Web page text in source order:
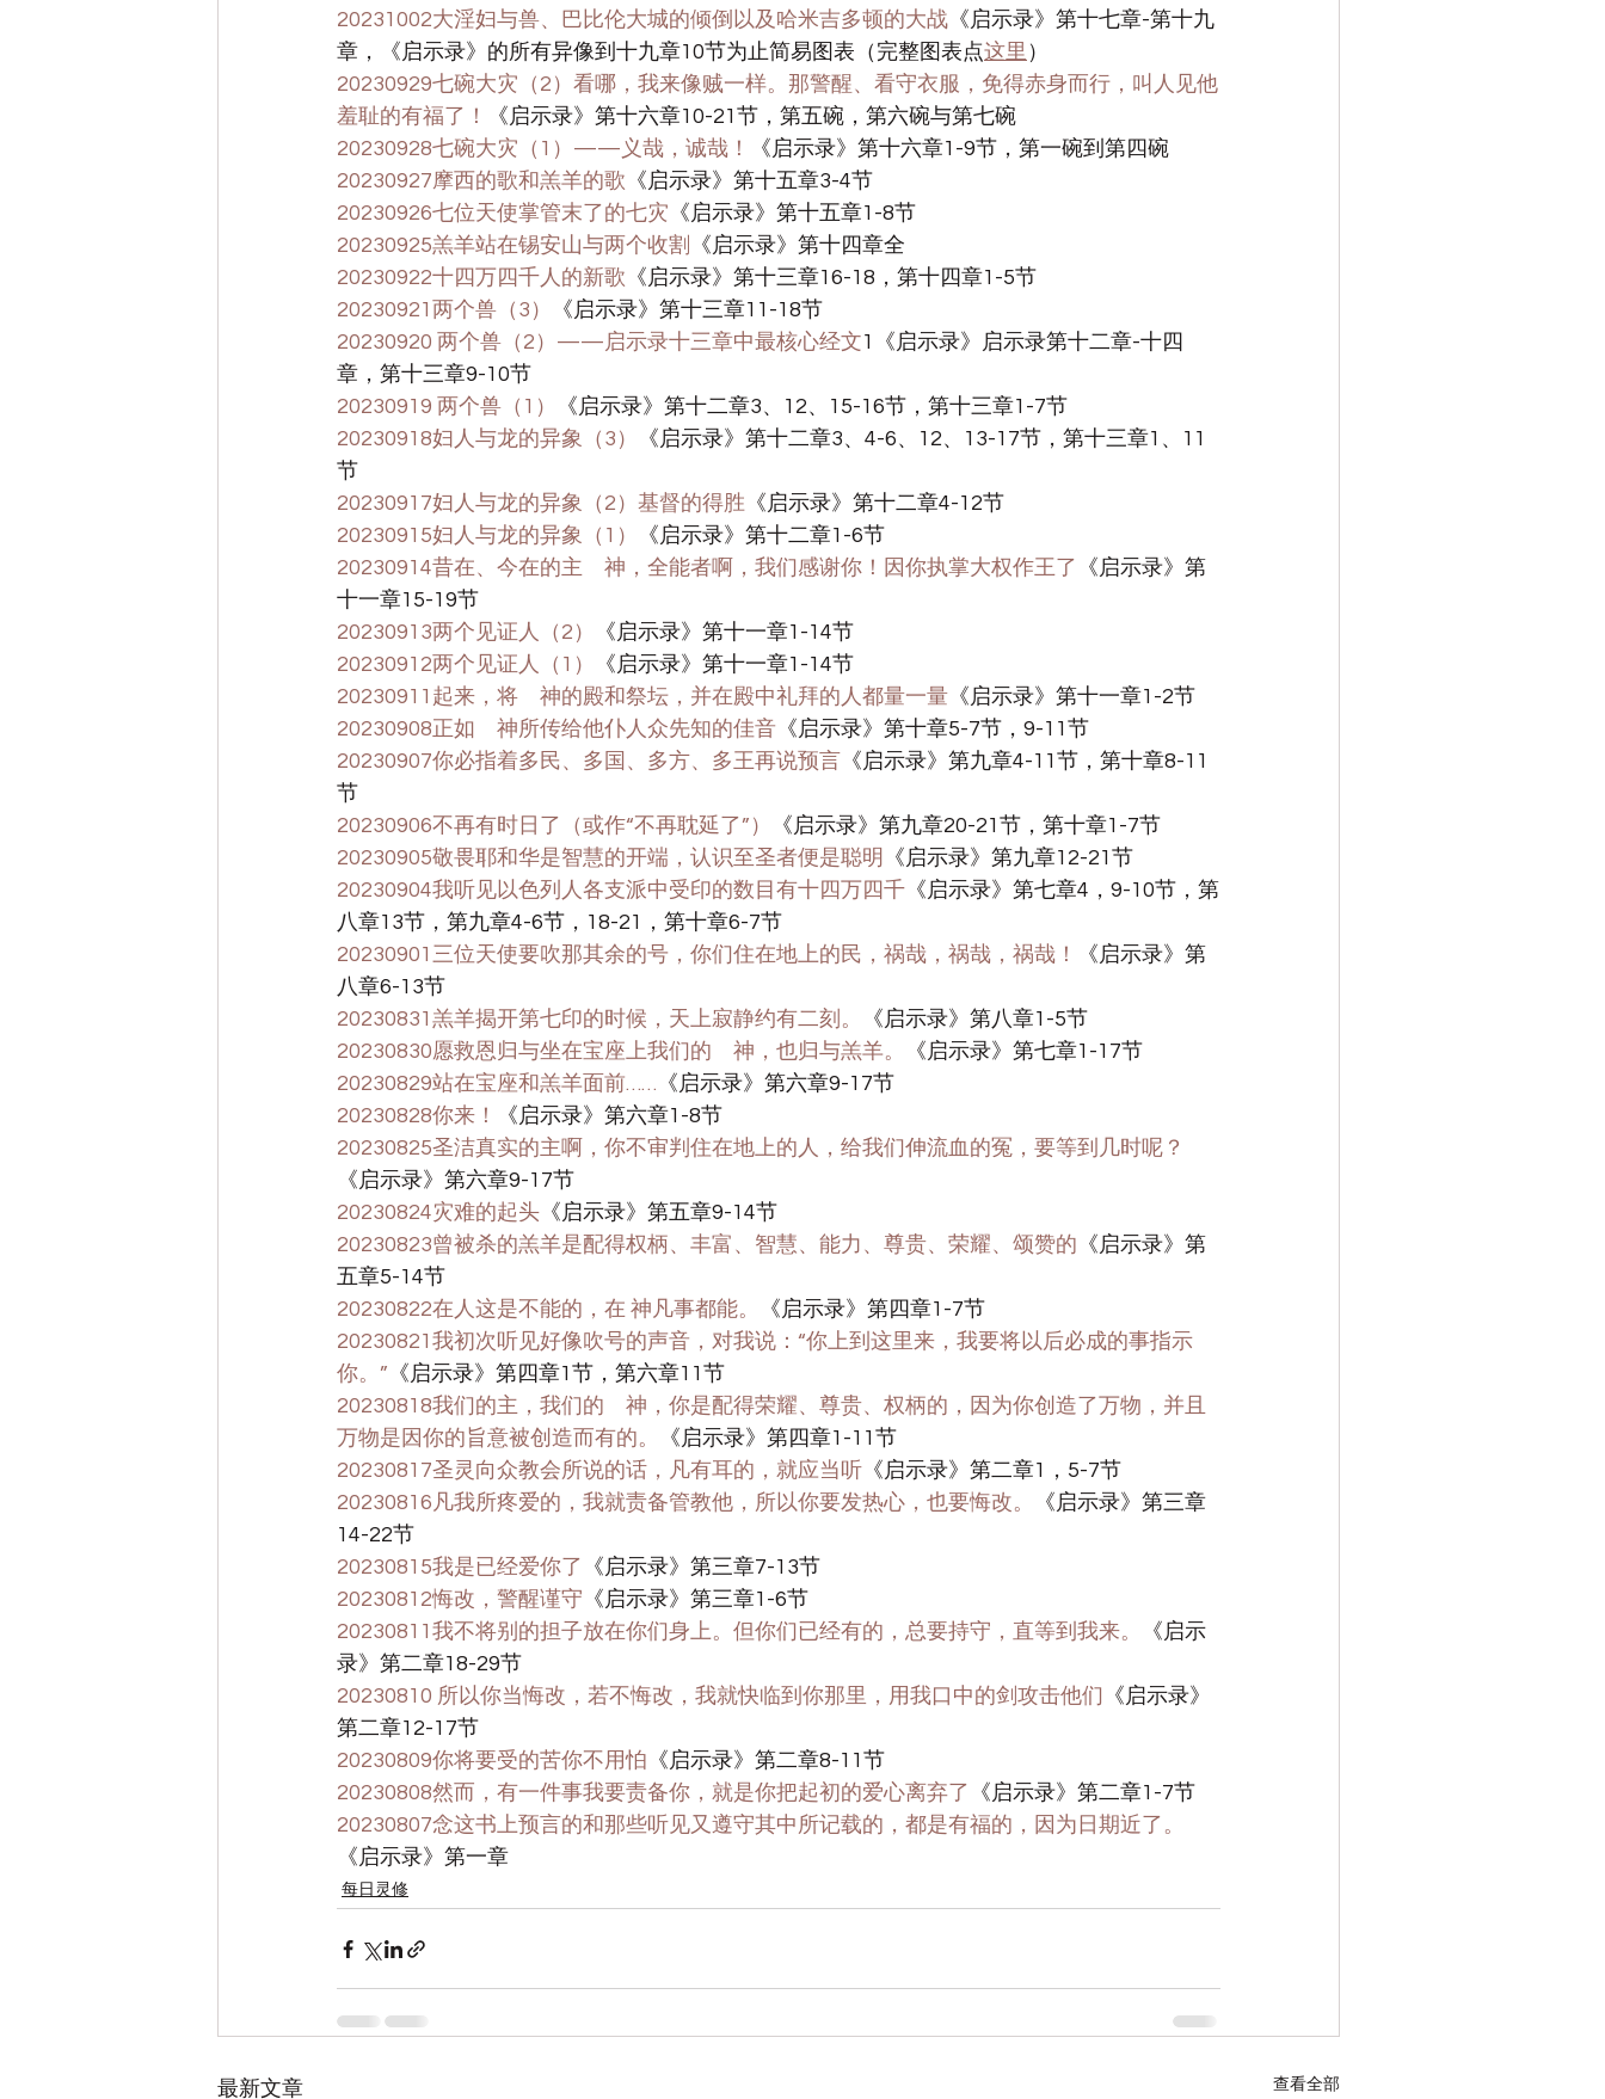
20231002大淫妇与兽、巴比伦大城的倾倒以及哈米吉多顿的大战 《启示录》第十七章-第十九
章，《启示录》的所有异像到十九章10节为止简易图表（完整图表点这里 ）
20230929七碗大灾（2）看哪，我来像贼一样。那警醒、看守衣服，免得赤身而行，叫人见他
羞耻的有福了！
《启示录》第十六章10-21节，第五碗，第六碗与第七碗
20230928七碗大灾（1）——义哉，诚哉！
《启示录》第十六章1-9节，第一碗到第四碗
20230927摩西的歌和羔羊的歌 《启示录》第十五章3-4节
20230926七位天使掌管末了的七灾 《启示录》第十五章1-8节
20230925羔羊站在锡安山与两个收割
《启示录》第十四章全
20230922十四万四千人的新歌 《启示录》第十三章16-18，第十四章1-5节
20230921两个兽（3）
《启示录》第十三章11-18节
20230920 两个兽（2）——启示录十三章中最核心经文1《启示录》启示录第十二章-十四
章，第十三章9-10节
20230919 两个兽（1）
《启示录》第十二章3、12、15-16节，第十三章1-7节
20230918妇人与龙的异象（3）
《启示录》第十二章3、4-6、12、13-17节，第十三章1、11
节
20230917妇人与龙的异象（2）基督的得胜 《启示录》第十二章4-12节
20230915妇人与龙的异象（1）
《启示录》第十二章1-6节
20230914昔在、今在的主　神，全能者啊，我们感谢你！因你执掌大权作王了
《启示录》第
十一章15-19节
20230913两个见证人（2）
《启示录》第十一章1-14节
20230912两个见证人（1）
《启示录》第十一章1-14节
20230911起来，将　神的殿和祭坛，并在殿中礼拜的人都量一量 《启示录》第十一章1-2节
20230908正如　神所传给他仆人众先知的佳音 《启示录》第十章5-7节，9-11节
20230907你必指着多民、多国、多方、多王再说预言 《启示录》第九章4-11节，第十章8-11
节
20230906不再有时日了（或作“不再耽延了”）
《启示录》第九章20-21节，第十章1-7节
20230905敬畏耶和华是智慧的开端，认识至圣者便是聪明
《启示录》第九章12-21节
20230904我听见以色列人各支派中受印的数目有十四万四千 《启示录》第七章4，9-10节，第
八章13节，第九章4-6节，18-21，第十章6-7节
20230901三位天使要吹那其余的号，你们住在地上的民，祸哉，祸哉，祸哉！
《启示录》第
八章6-13节
20230831羔羊揭开第七印的时候，天上寂静约有二刻。
《启示录》第八章1-5节
20230830愿救恩归与坐在宝座上我们的　神，也归与羔羊。
《启示录》第七章1-17节
20230829站在宝座和羔羊面前…… 《启示录》第六章9-17节
20230828你来！
《启示录》第六章1-8节
20230825圣洁真实的主啊，你不审判住在地上的人，给我们伸流血的冤，要等到几时呢？
《启示录》第六章9-17节
20230824灾难的起头 《启示录》第五章9-14节
20230823曾被杀的羔羊是配得权柄、丰富、智慧、能力、尊贵、荣耀、颂赞的 《启示录》第
五章5-14节
20230822在人这是不能的，在 神凡事都能。
《启示录》第四章1-7节
20230821我初次听见好像吹号的声音，对我说：“你上到这里来，我要将以后必成的事指示
你。” 《启示录》第四章1节，第六章11节
20230818我们的主，我们的　神，你是配得荣耀、尊贵、权柄的，因为你创造了万物，并且
万物是因你的旨意被创造而有的。
《启示录》第四章1-11节
20230817圣灵向众教会所说的话，凡有耳的，就应当听 《启示录》第二章1，5-7节
20230816凡我所疼爱的，我就责备管教他，所以你要发热心，也要悔改。
《启示录》第三章
14-22节
20230815我是已经爱你了
《启示录》第三章7-13节
20230812悔改，警醒谨守 《启示录》第三章1-6节
20230811我不将别的担子放在你们身上。但你们已经有的，总要持守，直等到我来。
《启示
录》第二章18-29节
20230810 所以你当悔改，若不悔改，我就快临到你那里，用我口中的剑攻击他们
《启示录》
第二章12-17节
20230809你将要受的苦你不用怕 《启示录》第二章8-11节
20230808然而，有一件事我要责备你，就是你把起初的爱心离弃了
《启示录》第二章1-7节
20230807念这书上预言的和那些听见又遵守其中所记载的，都是有福的，因为日期近了。
《启示录》第一章
每日灵修
最新文章 查看全部